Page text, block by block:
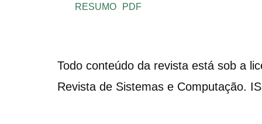
RESUMO PDF
Todo conteúdo da revista está sob a
Revista de Sistemas e Computação.